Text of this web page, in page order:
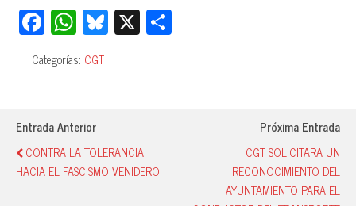
Fa
ce
bo
ok
W
ha
ts
A
pp
Bl
ue
y
X
pa
Categorías: CGT
Entrada Anterior
CONTRA LA TOLERANCIA
HACIA EL FASCISMO VENIDERO
Próxima Entrada
CGT SOLICITARA UN
RECONOCIMIENTO DEL
AYUNTAMIENTO PARA EL